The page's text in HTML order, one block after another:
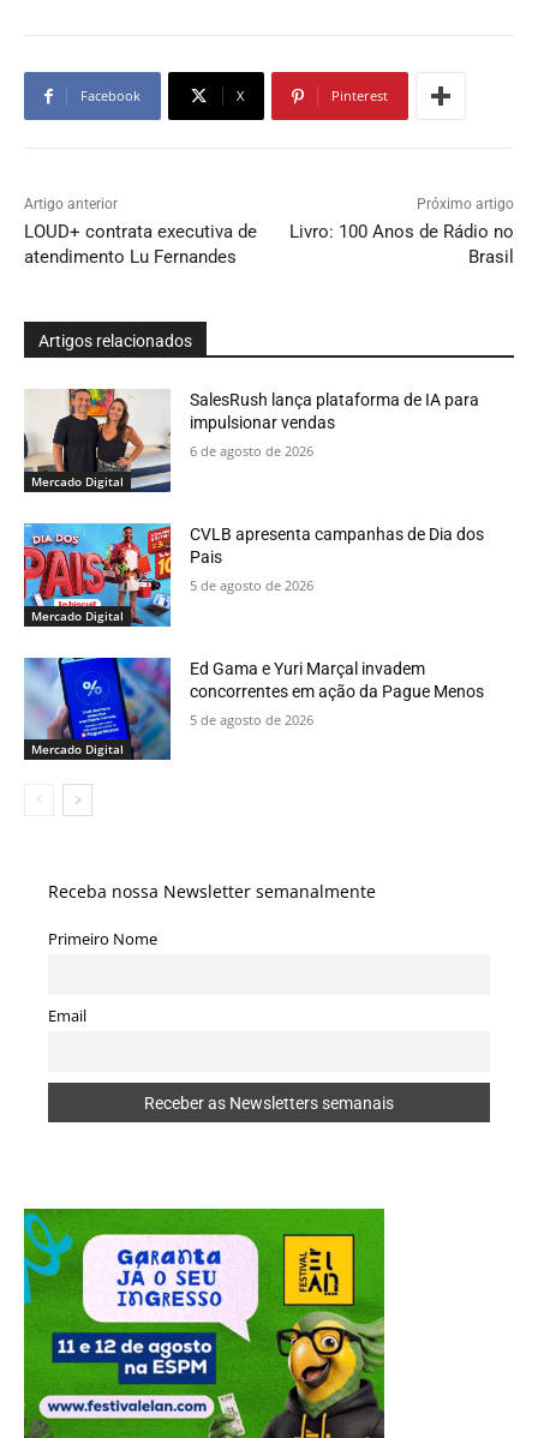
Facebook X Pinterest
Artigo anterior
LOUD+ contrata executiva de
atendimento Lu Fernandes
Próximo artigo
Livro: 100 Anos de Rádio no
Brasil
Artigos relacionados
Mercado Digital
SalesRush lança plataforma de IA para
impulsionar vendas
6 de agosto de 2026
Mercado Digital
CVLB apresenta campanhas de Dia dos
Pais
5 de agosto de 2026
Mercado Digital
Ed Gama e Yuri Marçal invadem
concorrentes em ação da Pague Menos
5 de agosto de 2026
Receba nossa Newsletter semanalmente
Primeiro Nome
Email